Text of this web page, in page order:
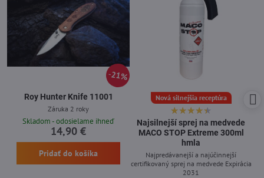
21%
Roy Hunter Knife 11001
Záruka 2 roky
Skladom - odosielame ihneď
14,90 €
Pridať do košíka
Nová silnejšia receptúra
Najsilnejší sprej na medvede
MACO STOP Extreme 300ml
hmla
Najpredávanejší a najúčinnejší
certifikovaný sprej na medvede Expirácia
2031